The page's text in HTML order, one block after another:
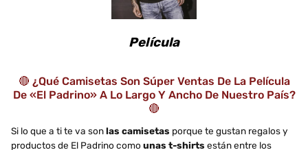
Película
🔴 ¿Qué Camisetas Son Súper Ventas De La Película
De «El Padrino» A Lo Largo Y Ancho De Nuestro País?
🔴
Si lo que a ti te va sonlas camisetas porque te gustan regalos y
productos de El Padrino comounas t-shirts están entre los